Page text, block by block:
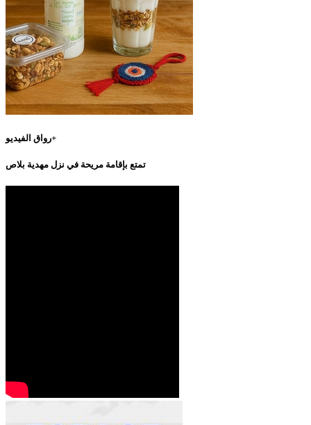
رواق الفيديو+
تمتع بإقامة مريحة في نزل مهدية بلاص